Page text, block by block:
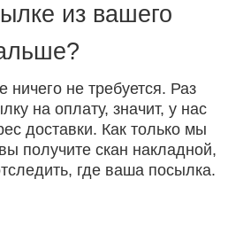
из вашего
ничего не требуется. Раз
на оплату, значит, у нас
доставки. Как только мы
получите скан накладной,
где ваша посылка.